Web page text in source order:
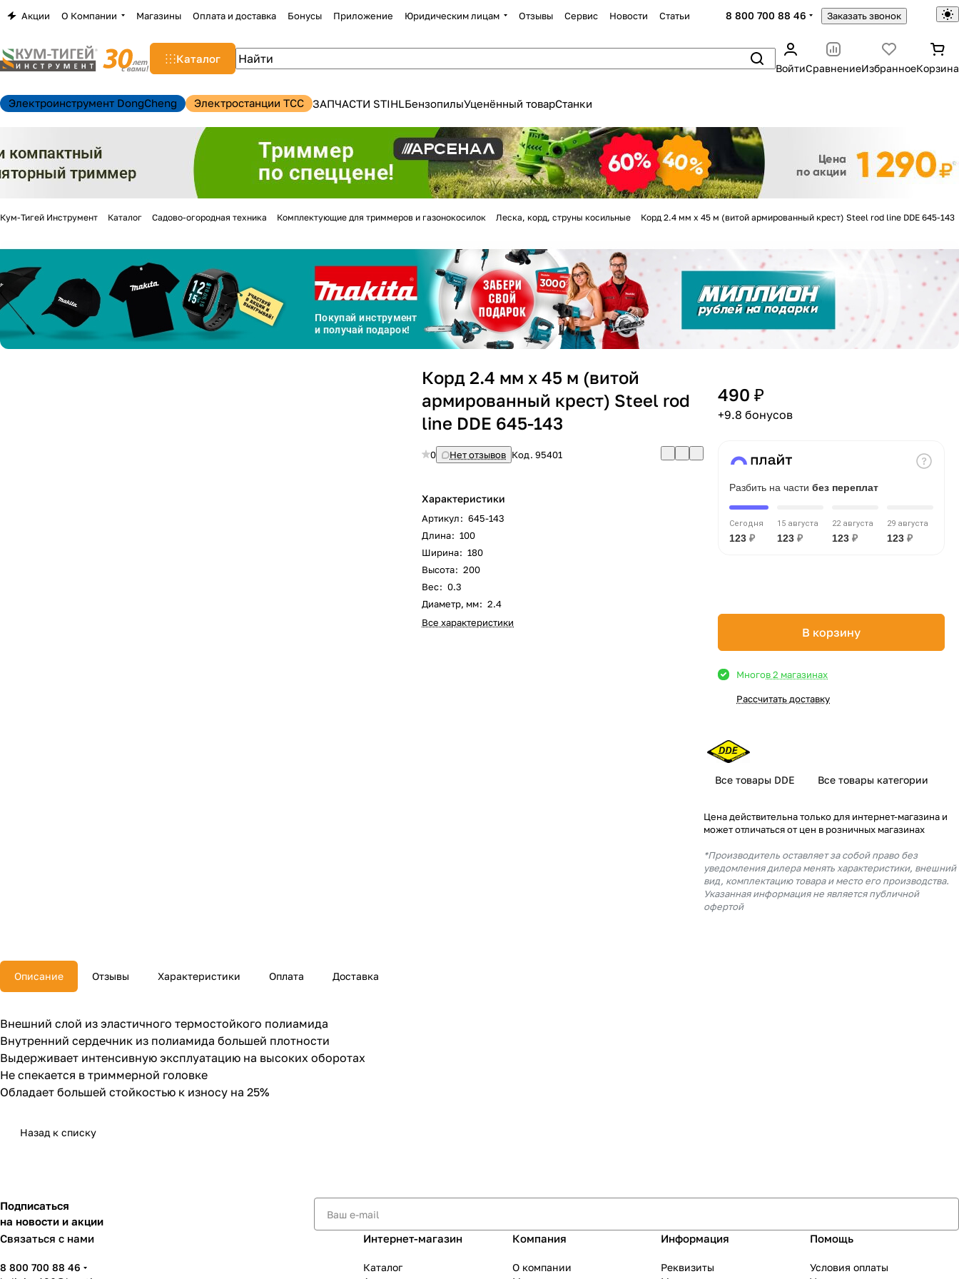
Акции О Компании Магазины Оплата и доставка Бонусы Приложение Юридическим лицам Отзывы Сервис Новости Статьи 8 800 700 88 46 Заказать звонок
Каталог
ВойтиСравнениеИзбранноеКорзина
Электроинструмент DongCheng Электростанции TCC ЗАПЧАСТИ STIHLБензопилыУценённый товарСтанки
Кум-Тигей Инструмент Каталог Садово-огородная техника Комплектующие для триммеров и газонокосилок Леска, корд, струны косильные Корд 2.4 мм х 45 м (витой армированный крест) Steel rod line DDE 645-143
Корд 2.4 мм х 45 м (витой
армированный крест) Steel rod
line DDE 645-143
0 Нет отзывов Код.95401
Характеристики
Артикул: 645-143
Длина: 100
Ширина: 180
Высота: 200
Вес: 0.3
Диаметр, мм: 2.4
Все характеристики
490 ₽
+9.8 бонусов
Разбить на части без переплат
Сегодня
123 ₽
15 августа
123 ₽
22 августа
123 ₽
29 августа
123 ₽
В корзину
Многов 2 магазинах
Рассчитать доставку
Все товары DDE Все товары категории
Цена действительна только для интернет-магазина и
может отличаться от цен в розничных магазинах
*Производитель оставляет за собой право без
уведомления дилера менять характеристики, внешний
вид, комплектацию товара и место его производства.
Указанная информация не является публичной
офертой
Описание Отзывы Характеристики Оплата Доставка
Внешний слой из эластичного термостойкого полиамида
Внутренний сердечник из полиамида большей плотности
Выдерживает интенсивную эксплуатацию на высоких оборотах
Не спекается в триммерной головке
Обладает большей стойкостью к износу на 25%
Назад к списку
Подписаться
на новости и акции
Связаться с нами
8 800 700 88 46
Интернет-магазин
Каталог
Компания
О компании
Информация
Реквизиты
Помощь
Условия оплаты
Для клиентов всех банков
Разбейте
оплату
на частибез переплат
График платежей
Добавляйте товарыв корзину
Оплачивайте сегодня только
% картой любого банка
Получайте товарвыбранный способом